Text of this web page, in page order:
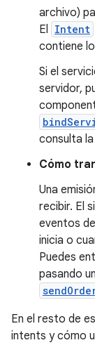
archivo)
El Intent
contiene
Si el
servidor,
consulta
Cómo
Una
recibir. El
eventos
inicia o
Puedes
pasando un
En el resto de
intents y cómo